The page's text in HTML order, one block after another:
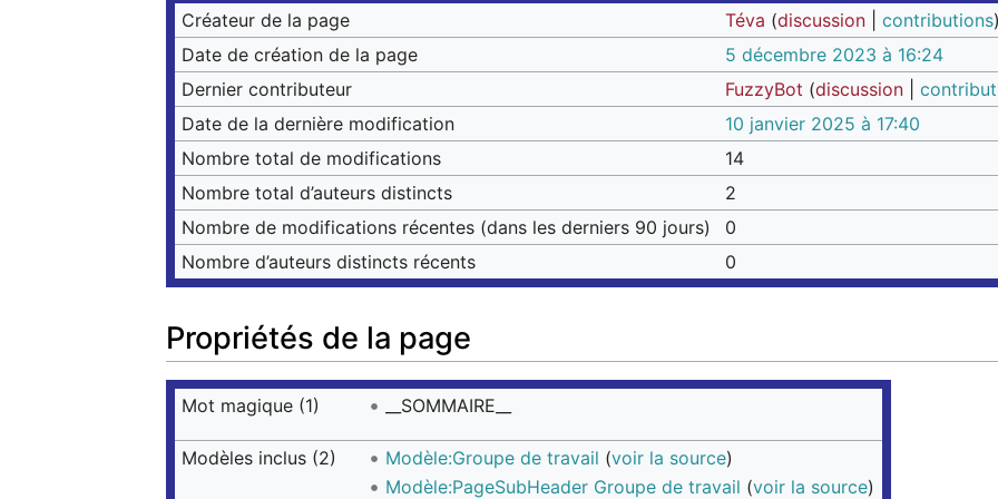
Créateur de la page Téva (discussion |contributions)
Date de création de la page
5 décembre 2023 à 16:24
Dernier contributeur
FuzzyBot (discussion |
Date de la dernière modification
10 janvier 2025 à 17:40
Nombre total de modifications
14
Nombre total d’auteurs distincts
2
Nombre de modifications récentes (dans les derniers 90 jours)
0
Nombre d’auteurs distincts récents
0
Propriétés de la page
Mot magique (1) __SOMMAIRE__
Modèles inclus (2) Modèle:Groupe de travail (voir la source)
Modèle:PageSubHeader Groupe de travail (voir la source)